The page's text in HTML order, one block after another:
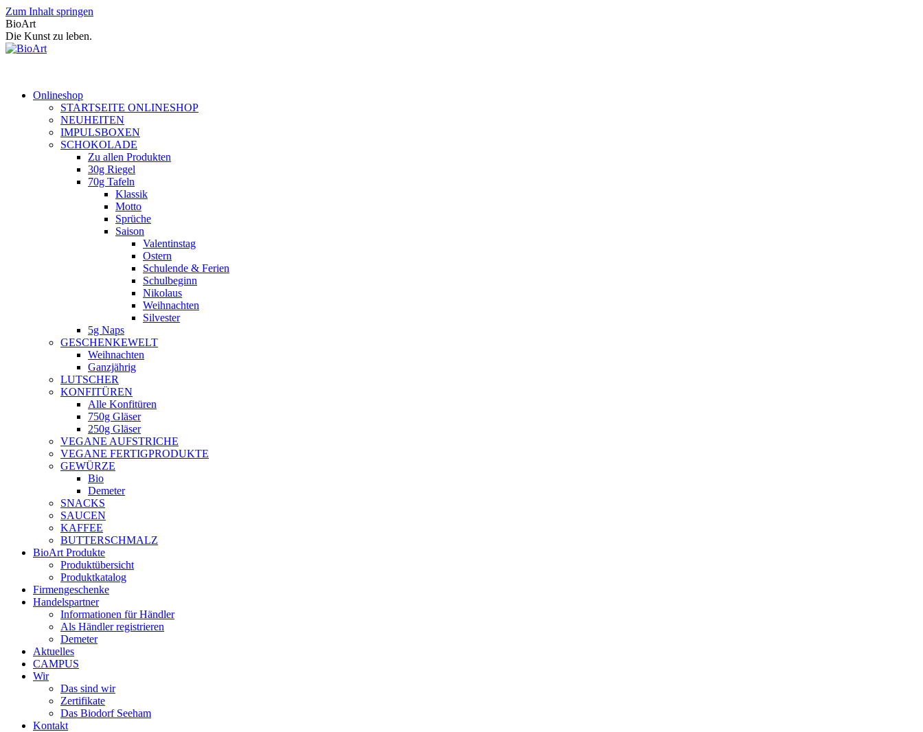
Zum Inhalt springen
BioArt
Die Kunst zu leben.
Onlineshop
STARTSEITE ONLINESHOP
NEUHEITEN
IMPULSBOXEN
SCHOKOLADE
Zu allen Produkten
30g Riegel
70g Tafeln
Klassik
Motto
Sprüche
Saison
Valentinstag
Ostern
Schulende & Ferien
Schulbeginn
Nikolaus
Weihnachten
Silvester
5g Naps
GESCHENKEWELT
Weihnachten
Ganzjährig
LUTSCHER
KONFITÜREN
Alle Konfitüren
750g Gläser
250g Gläser
VEGANE AUFSTRICHE
VEGANE FERTIGPRODUKTE
GEWÜRZE
Bio
Demeter
SNACKS
SAUCEN
KAFFEE
BUTTERSCHMALZ
BioArt Produkte
Produktübersicht
Produktkatalog
Firmengeschenke
Handelspartner
Informationen für Händler
Als Händler registrieren
Demeter
Aktuelles
CAMPUS
Wir
Das sind wir
Zertifikate
Das Biodorf Seeham
Kontakt